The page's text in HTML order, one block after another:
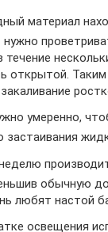
материал
нужно
открытой.
умеренно,
застаивания
обычную
любят настой
освещения